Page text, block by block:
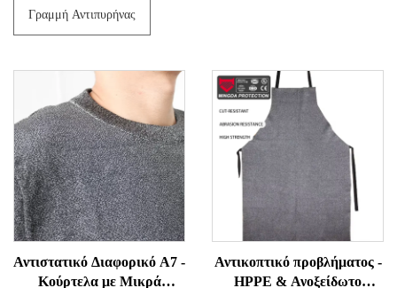
Γραμμή Αντιπυρήνας
Αντιστατικό Διαφορικό Α7 -
Κούρτελα με Μικρά
Αντικοπτικό προβλήματος -
HPPE & Ανοξείδωτο